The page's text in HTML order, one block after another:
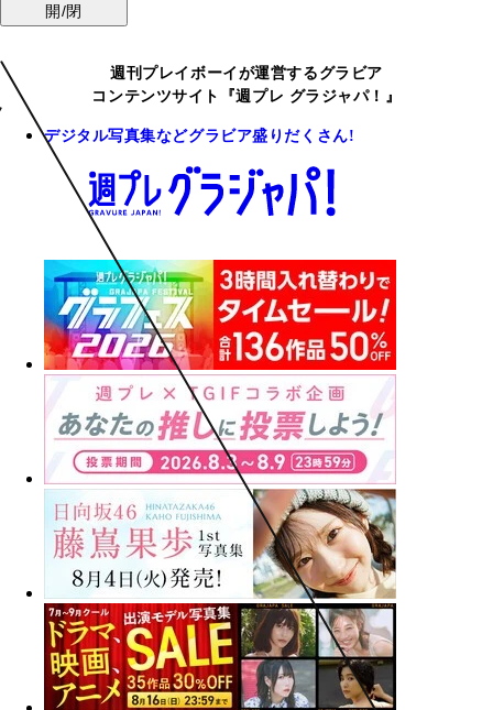
開/閉
週刊プレイボーイが運営するグラビア
コンテンツサイト『週プレ グラジャパ！』
デジタル写真集などグラビア盛りだくさん!